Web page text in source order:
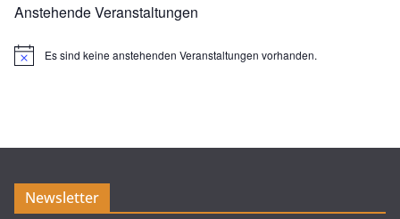
Anstehende Veranstaltungen
H
s
Es sind keine anstehenden Veranstaltungen vorhanden.
Newsletter